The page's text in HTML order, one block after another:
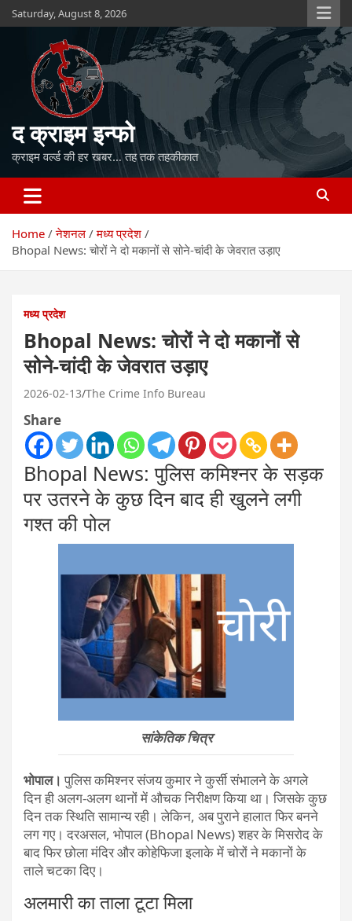
Skip
to
Saturday, August 8, 2026
द क्राइम इन्फो
क्राइम वर्ल्ड की हर खबर… तह तक तहकीकात
Home नेशनल
मध्य प्रदेश
Bhopal News: चोरों ने दो मकानों से सोने-चांदी के जेवरात उड़ाए
मध्य प्रदेश
Bhopal News: चोरों ने दो मकानों से
सोने-चांदी के जेवरात उड़ाए
2026-02-13 The Crime Info Bureau
Share
Bhopal News: पुलिस कमिश्नर के सड़क
पर उतरने के कुछ दिन बाद ही खुलने लगी
गश्त की पोल
सांकेतिक चित्र
भोपाल। पुलिस कमिश्नर संजय कुमार ने कुर्सी संभालने के अगले
दिन ही अलग-अलग थानों में औचक निरीक्षण किया था। जिसके कुछ
दिन तक स्थिति सामान्य रही। लेकिन, अब पुराने हालात फिर बनने
लग गए। दरअसल, भोपाल (Bhopal News) शहर के मिसरोद के
बाद फिर छोला मंदिर और कोहेफिजा इलाके में चोरों ने मकानों के
ताले चटका दिए।
अलमारी का ताला टूटा मिला